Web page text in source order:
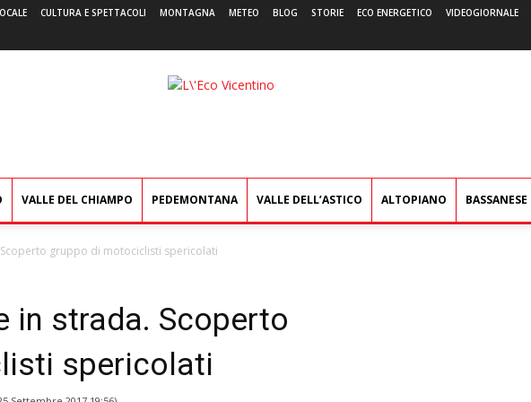
CULTURA E SPETTACOLI MONTAGNA METEO BLOG STORIE ECO ENERGETICO VIDEOGIORNALE
L'Eco
VALLE DEL CHIAMPO PEDEMONTANA VALLE DELL’ASTICO ALTOPIANO BASSANESE
gruppo di motociclisti spericolati
in strada. Scoperto
spericolati